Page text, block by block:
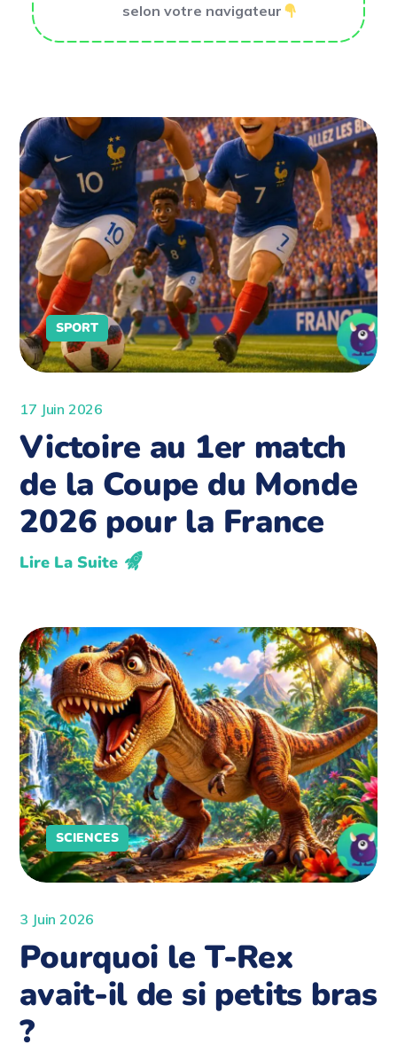
selon votre navigateur
SPORT
17 Juin 2026
Victoire au 1er match
de la Coupe du Monde
2026 pour la France
Lire La Suite
SCIENCES
3 Juin 2026
Pourquoi le T-Rex
avait-il de si petits bras
?